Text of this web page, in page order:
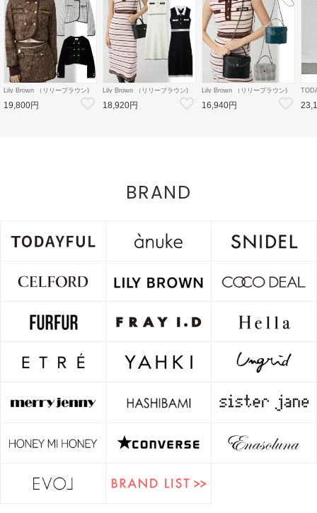
Lily Brown （リリーブラウン)
【LB×MARY QUANT】ダブル
ボタンジャケット 26秋冬
【LWFJ264100】ジャケット
19,800円
Lily Brown （リリーブラウン)
【LB×MARY QUANT】ポロニ
ットワンピース 26秋冬予約
【LWNO264110】フレアワンピ
18,920円
Lily Brown （リリーブラウン)
【LB×MARY QUANT】スタッ
ズバニティバッグ 26秋冬予約
【LWGB264343】ハンド・ショ
16,940円
26秋
BRAND